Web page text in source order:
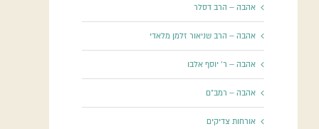
אהבה – הרב דסלר
אהבה – הרב שניאור זלמן מלאדי
אהבה – ר' יוסף אלבו
אהבה – רמב"ם
אורחות צדיקים